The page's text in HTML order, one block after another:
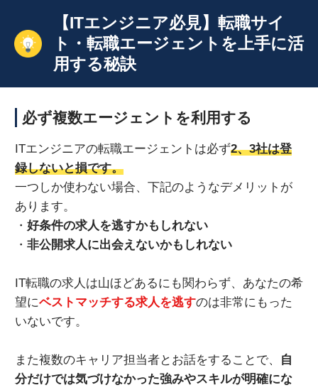
【ITエンジニア必見】転職サイ
ト・転職エージェントを上手に活
用する秘訣
必ず複数エージェントを利用する
ITエンジニアの転職エージェントは必ず2、3社は登
録しないと損です。
一つしか使わない場合、下記のようなデメリットが
あります。
・ 好条件の求人を逃すかもしれない
・ 非公開求人に出会えないかもしれない
IT転職の求人は山ほどあるにも関わらず、あなたの希
望にベストマッチする求人を逃すのは非常にもった
いないです。
また複数のキャリア担当者とお話をすることで、
自
分だけでは気づけなかった強みやスキルが明確にな